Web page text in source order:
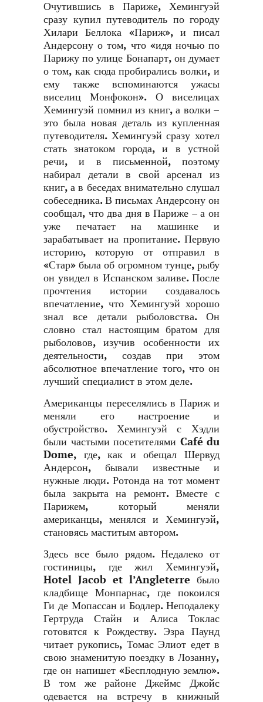
Очутившись в Париже, Хемингуэй
сразу купил путеводитель по городу
Хилари Беллока «Париж», и писал
Андерсону о том, что «идя ночью по
Парижу по улице Бонапарт, он думает
о том, как сюда пробирались волки, и
ему также вспоминаются ужасы
виселиц Монфокон». О виселицах
Хемингуэй помнил из книг, а волки –
это была новая деталь из купленная
путеводителя. Хемингуэй сразу хотел
стать знатоком города, и в устной
речи, и в письменной, поэтому
набирал детали в свой арсенал из
книг, а в беседах внимательно слушал
собеседника. В письмах Андерсону он
сообщал, что два дня в Париже – а он
уже печатает на машинке и
зарабатывает на пропитание. Первую
историю, которую от отправил в
«Стар» была об огромном тунце, рыбу
он увидел в Испанском заливе. После
прочтения истории создавалось
впечатление, что Хемингуэй хорошо
знал все детали рыболовства. Он
словно стал настоящим братом для
рыболовов, изучив особенности их
деятельности, создав при этом
абсолютное впечатление того, что он
лучший специалист в этом деле.
Американцы переселялись в Париж и
меняли его настроение и
обустройство. Хемингуэй с Хэдли
были частыми посетителями Café du
Dome, где, как и обещал Шервуд
Андерсон, бывали известные и
нужные люди. Ротонда на тот момент
была закрыта на ремонт. Вместе с
Парижем, который меняли
американцы, менялся и Хемингуэй,
становясь маститым автором.
Здесь все было рядом. Недалеко от
гостиницы, где жил Хемингуэй,
Hotel Jacob et l’Angleterre было
кладбище Монпарнас, где покоился
Ги де Мопассан и Бодлер. Неподалеку
Гертруда Стайн и Алиса Токлас
готовятся к Рождеству. Эзра Паунд
читает рукопись, Томас Элиот едет в
свою знаменитую поездку в Лозанну,
где он напишет «Бесплодную землю».
В том же районе Джеймс Джойс
одевается на встречу в книжный